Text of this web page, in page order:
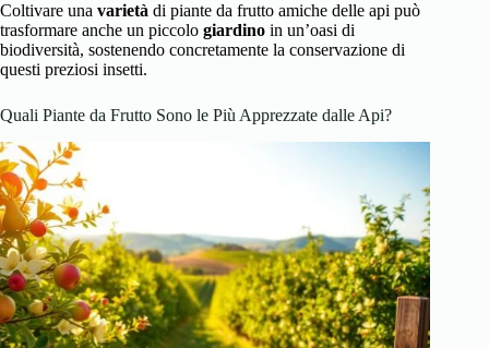
Coltivare una varietà di piante da frutto amiche delle api può
trasformare anche un piccolo giardino in un’oasi di
biodiversità, sostenendo concretamente la conservazione di
questi preziosi insetti.
Quali Piante da Frutto Sono le Più Apprezzate dalle Api?